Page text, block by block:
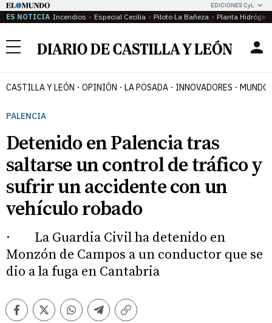
EDICIONES CyL
ES NOTICIA Incendios Especial Cecilia Piloto La Bañeza Planta
Menú
CASTILLA Y LEÓN OPINIÓN LA POSADA INNOVADORES MUNDO
PALENCIA
Detenido en Palencia tras
saltarse un control de tráfico y
sufrir un accidente con un
vehículo robado
· La Guardia Civil ha detenido en
Monzón de Campos a un conductor que se
dio a la fuga en Cantabria
FacebookTwitterWhatsappTelegramCopiar